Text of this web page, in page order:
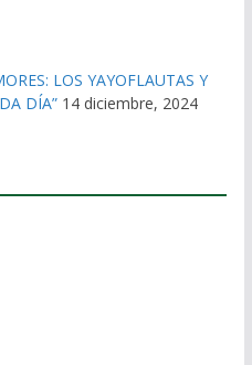
LOS YAYOFLAUTAS Y
DÍA” 14 diciembre, 2024